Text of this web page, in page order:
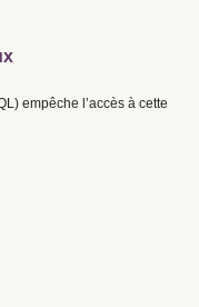
empêche l’accès à cette